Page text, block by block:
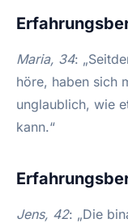
Maria, 34:
höre, haben sich
unglaublich, wie
kann.“
Jens, 42: „Die